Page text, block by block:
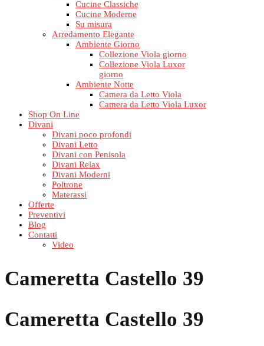
Cucine Classiche
Cucine Moderne
Su misura
Arredamento Elegante
Ambiente Giorno
Collezione Viola giorno
Collezione Viola Luxor
giorno
Ambiente Notte
Camera da Letto Viola
Camera da Letto Viola Luxor
Shop On Line
Divani
Divani poco profondi
Divani Letto
Divani con Penisola
Divani Relax
Divani Moderni
Poltrone
Materassi
Offerte
Preventivi
Blog
Contatti
Video
Cameretta Castello 39
Cameretta Castello 39